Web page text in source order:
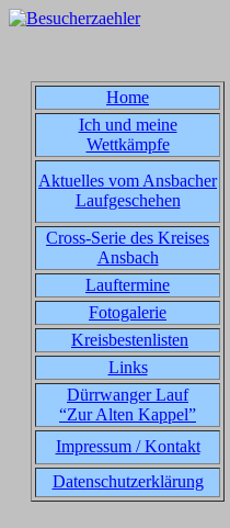
Home
Ich und meine
Wettkämpfe
Aktuelles vom Ansbacher
Laufgeschehen
Cross-Serie des Kreises
Ansbach
Lauftermine
Fotogalerie
Kreisbestenlisten
Links
Dürrwanger Lauf
“Zur Alten Kappel”
Impressum / Kontakt
Datenschutzerklärung